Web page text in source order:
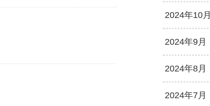
2024年10月
2024年9月
2024年8月
2024年7月